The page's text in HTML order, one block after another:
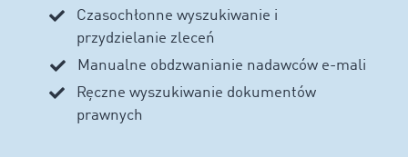
Czasochłonne wyszukiwanie i
przydzielanie zleceń
Manualne obdzwanianie nadawców e-mali
Ręczne wyszukiwanie dokumentów
prawnych